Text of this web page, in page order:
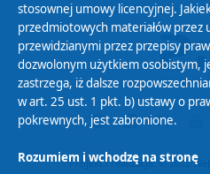
Projekt i realizacja: © 2022
stosownej umowy licencyjnej.
przedmiotowych materiałów
przewidzianymi przez przepisy
dozwolonym użytkiem osobistym,
zastrzega, iż dalsze
w art. 25 ust. 1 pkt. b) ustawy o
pokrewnych, jest zabronione.
Rozumiem i wchodzę na stronę